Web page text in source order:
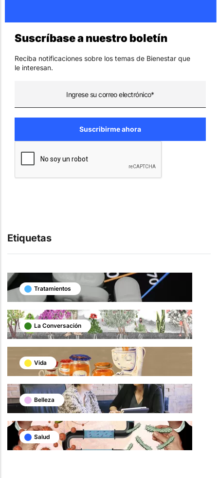
Suscríbase a nuestro boletín
Reciba notificaciones sobre los temas de Bienestar que
le interesan.
Etiquetas
Tratamientos
La Conversación
Vida
Belleza
Salud